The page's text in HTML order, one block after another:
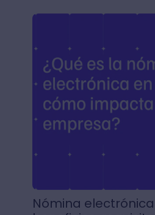
Nómina electrónica en
Nómina